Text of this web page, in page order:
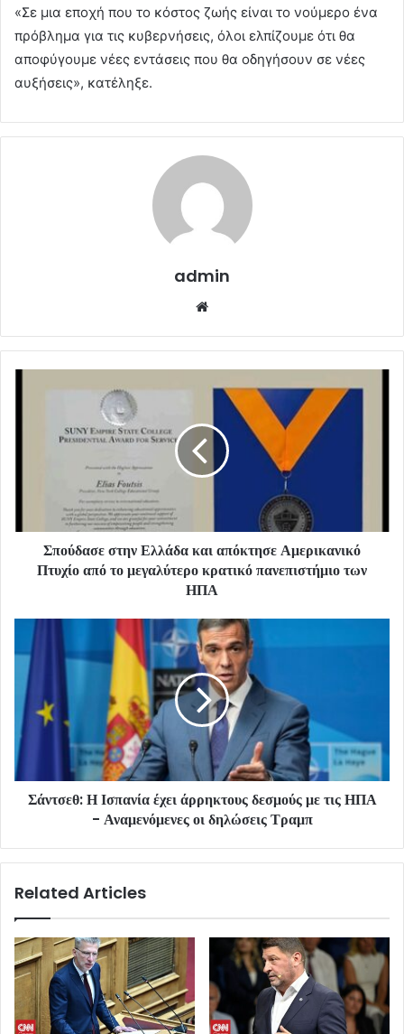
«Σε μια εποχή που το κόστος ζωής είναι το νούμερο ένα
πρόβλημα για τις κυβερνήσεις, όλοι ελπίζουμε ότι θα
αποφύγουμε νέες εντάσεις που θα οδηγήσουν σε νέες
αυξήσεις», κατέληξε.
admin
Σπούδασε στην Ελλάδα και απόκτησε Αμερικανικό
Πτυχίο από το μεγαλύτερο κρατικό πανεπιστήμιο των
ΗΠΑ
Σάντσεθ: Η Ισπανία έχει άρρηκτους δεσμούς με τις ΗΠΑ
- Αναμενόμενες οι δηλώσεις Τραμπ
Related Articles